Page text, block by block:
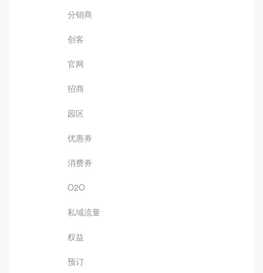
分销商
创客
官网
招商
园区
优惠券
消费券
O2O
私域流量
权益
预订